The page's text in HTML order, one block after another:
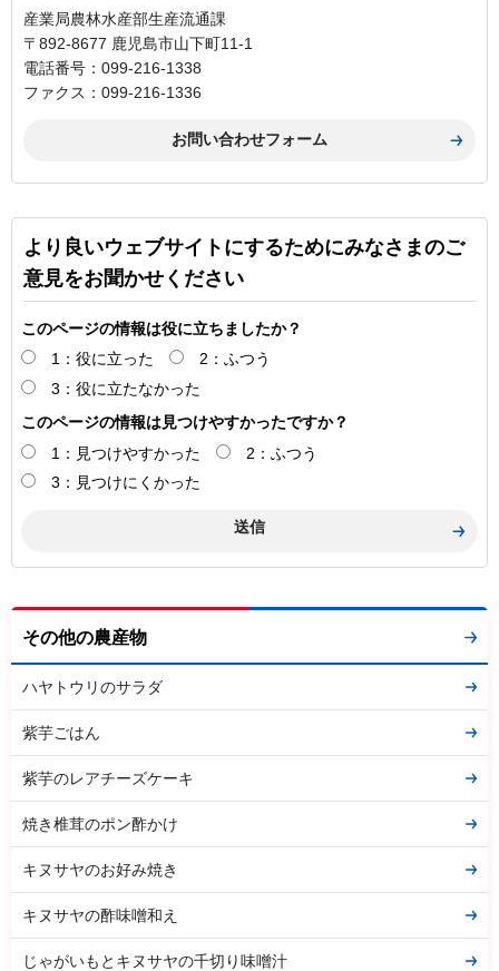
産業局農林水産部生産流通課
〒892-8677 鹿児島市山下町11-1
電話番号：099-216-1338
ファクス：099-216-1336
より良いウェブサイトにするためにみなさまのご
意見をお聞かせください
このページの情報は役に立ちましたか？
1：役に立った
2：ふつう
3：役に立たなかった
このページの情報は見つけやすかったですか？
1：見つけやすかった
2：ふつう
3：見つけにくかった
その他の農産物
ハヤトウリのサラダ
紫芋ごはん
紫芋のレアチーズケーキ
焼き椎茸のポン酢かけ
キヌサヤのお好み焼き
キヌサヤの酢味噌和え
じゃがいもとキヌサヤの千切り味噌汁